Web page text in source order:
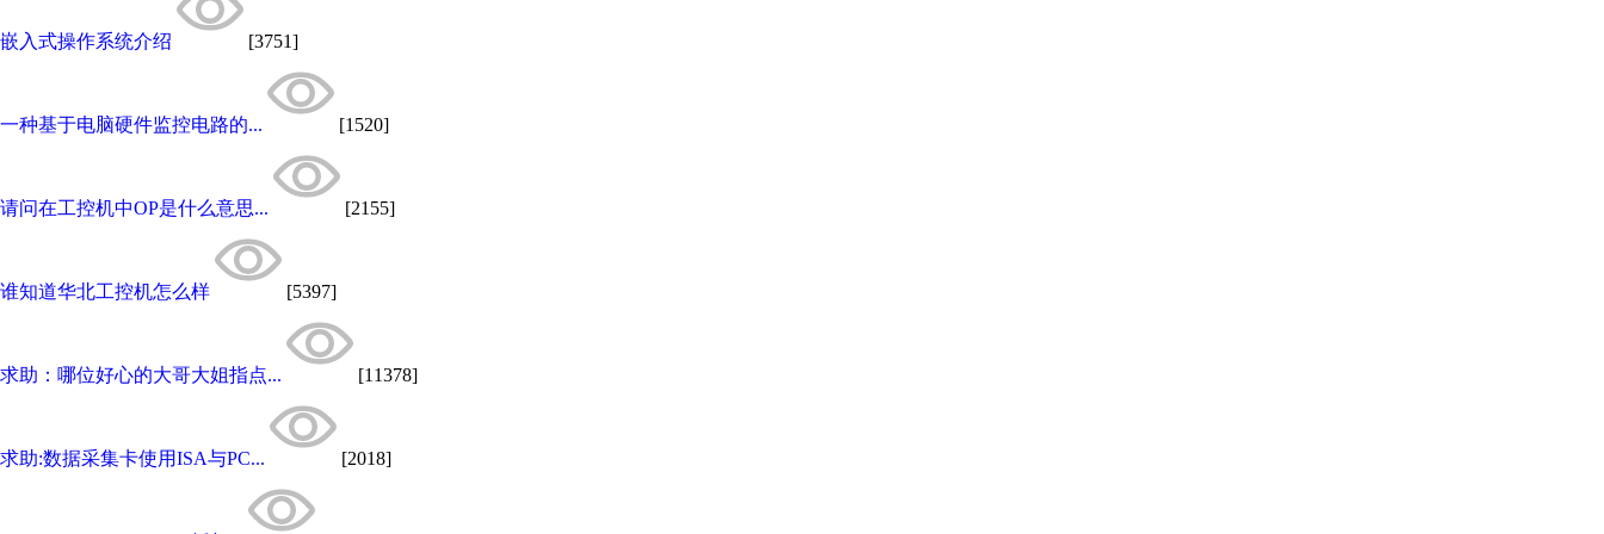
嵌入式操作系统介绍 [3751]
一种基于电脑硬件监控电路的... [1520]
请问在工控机中OP是什么意思... [2155]
谁知道华北工控机怎么样 [5397]
求助：哪位好心的大哥大姐指点... [11378]
求助:数据采集卡使用ISA与PC... [2018]